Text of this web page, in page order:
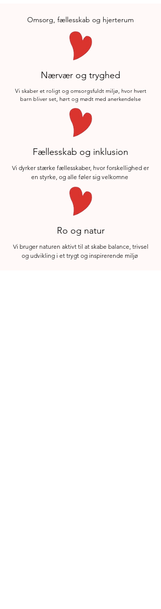
Omsorg, fællesskab og hjerterum
Nærvær og tryghed
Vi skaber et roligt og omsorgsfuldt miljø, hvor hvert
barn bliver set, hørt og mødt med anerkendelse
Fællesskab og inklusion
Vi dyrker stærke fællesskaber, hvor forskellighed er
en styrke, og alle føler sig velkomne
Ro og natur
Vi bruger naturen aktivt til at skabe balance, trivsel
og udvikling i et trygt og inspirerende miljø